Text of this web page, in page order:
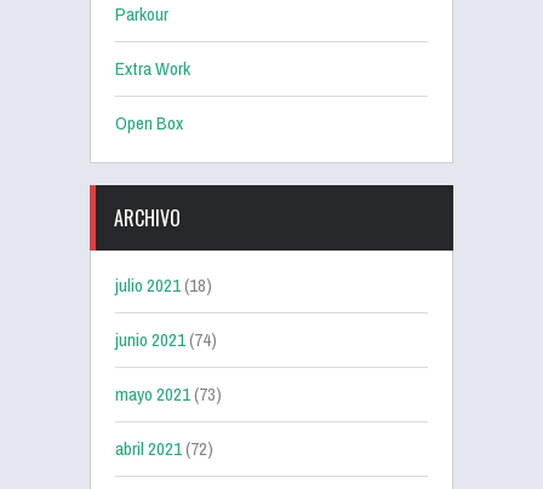
Parkour
Extra Work
Open Box
ARCHIVO
julio 2021(18)
junio 2021(74)
mayo 2021(73)
abril 2021(72)